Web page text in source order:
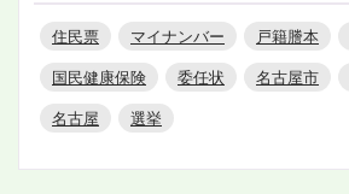
住民票 マイナンバー 戸籍謄本
国民健康保険
委任状 名古屋市
名古屋
選挙